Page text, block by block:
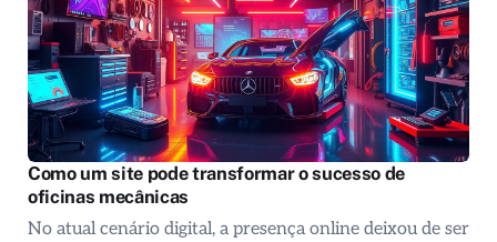
Como um site pode transformar o sucesso de
oficinas mecânicas
No atual cenário digital, a presença online deixou de ser